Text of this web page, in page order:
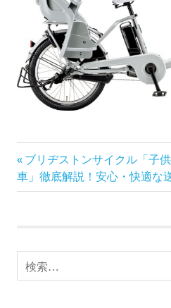
投
稿
ビ
ゲ
前
の
記
ブリヂストンサイクル「子
車」徹底解説！安心・快適な
検
索